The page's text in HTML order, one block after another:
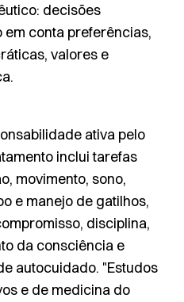
decisões
conta preferências,
valores e
ativa pelo
inclui tarefas
movimento, sono,
e manejo de gatilhos,
disciplina,
da consciência e
autocuidado. "Estudos
e de medicina do